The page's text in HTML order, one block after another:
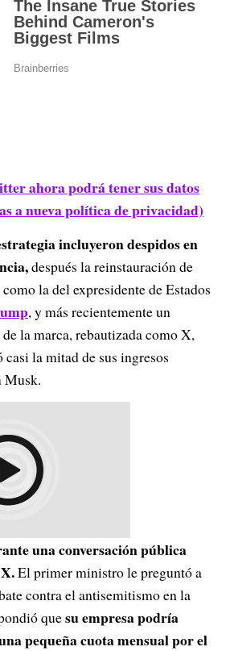
ahora podrá tener sus datos
a nueva política de privacidad)
incluyeron despidos en
después la reinstauración de
la del expresidente de Estados
, y más recientemente un
la marca, rebautizada como X,
la mitad de sus ingresos
Musk.
una conversación pública
El primer ministro le preguntó a
contra el antisemitismo en la
quesu empresa podría
pequeña cuota mensual por el